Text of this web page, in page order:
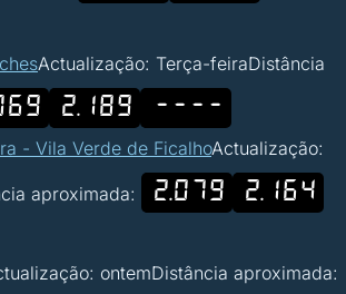
Actualização: Terça-feiraDistância
2.189 ----
- Vila Verde de FicalhoActualização:
aproximada: 2.079
2.164
ontemDistância aproximada: